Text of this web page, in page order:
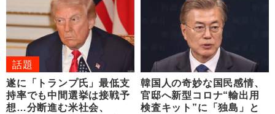
話題
遂に「トランプ氏」最低支
持率でも中間選挙は接戦予
想…分断進む米社会、
韓国人の奇妙な国民感情、
官邸へ新型コロナ“輸出用
検査キット”に「独島」と